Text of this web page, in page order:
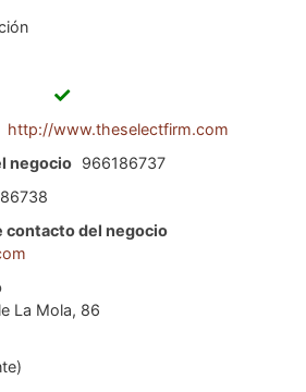
http://www.theselectfirm.com
negocio 966186737
contacto del negocio
La Mola, 86